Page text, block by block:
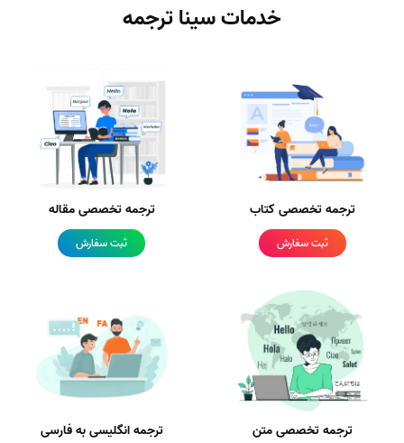
خدمات سینا ترجمه
ترجمه تخصصی کتاب
ثبت سفارش
ترجمه تخصصی مقاله
ثبت سفارش
ترجمه تخصصی متن ترجمه انگلیسی به فارسی